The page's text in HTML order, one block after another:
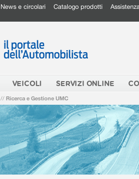
News e circolari Catalogo prodotti
VEICOLI SERVIZI ONLINE
// Ricerca e Gestione UMC